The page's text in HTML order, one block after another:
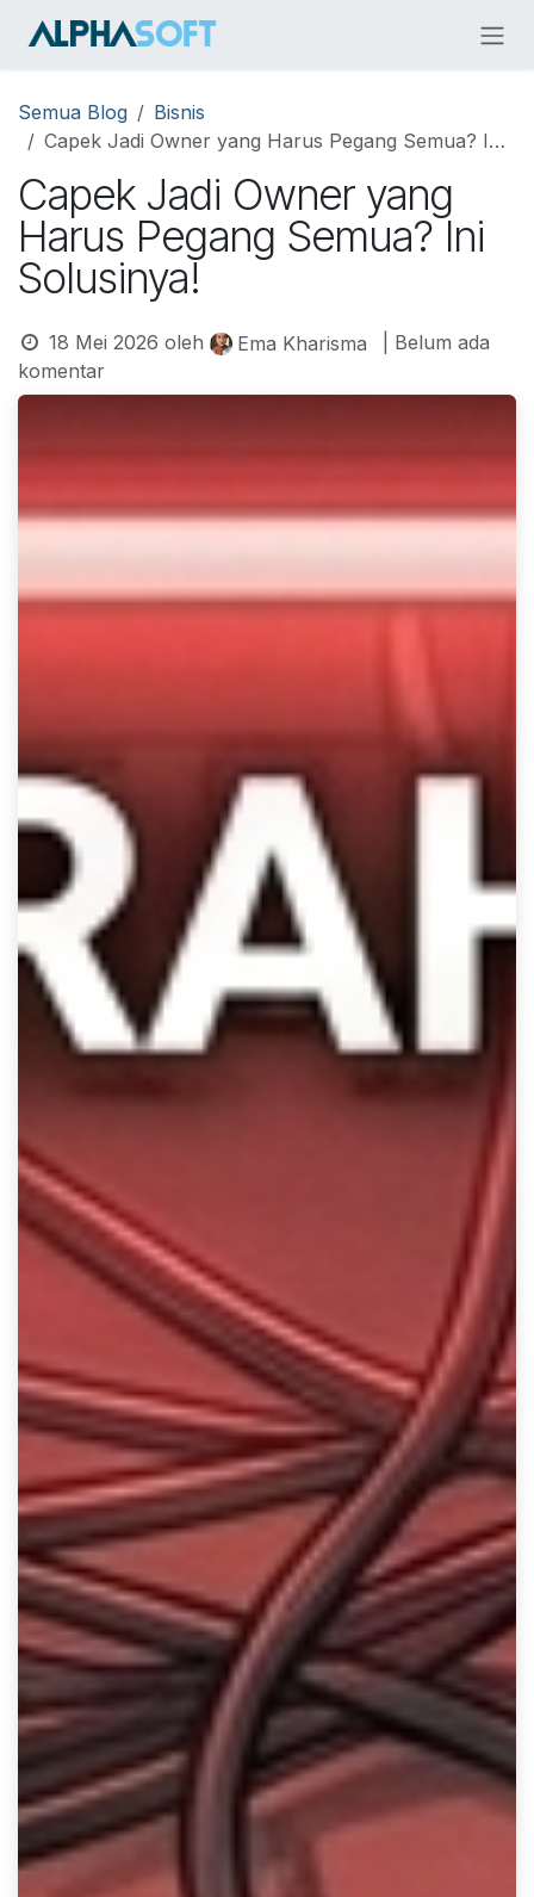
Semua Blog
Bisnis
Capek Jadi Owner yang Harus Pegang Semua? Ini Solusinya!
Capek Jadi Owner yang
Harus Pegang Semua? Ini
Solusinya!
18 Mei 2026 oleh Ema Kharisma
| Belum ada
komentar